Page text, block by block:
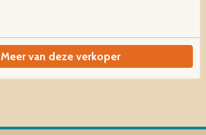
Meer van deze verkoper